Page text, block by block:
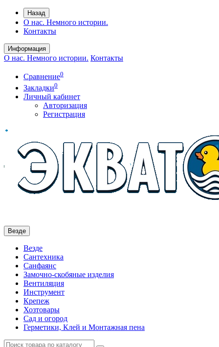
Назад
О нас. Немного истории.
Контакты
Информация
О нас. Немного истории. Контакты
Сравнение0
Закладки0
Личный кабинет
Авторизация
Регистрация
Везде
Везде
Сантехника
Санфаянс
Замочно-скобяные изделия
Вентиляция
Инструмент
Крепеж
Хозтовары
Сад и огород
Герметики, Клей и Монтажная пена